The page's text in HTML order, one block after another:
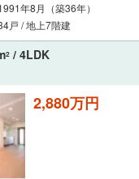
年8月（築36年）
戸 / 地上7階建
2 / 4LDK
2,880万円